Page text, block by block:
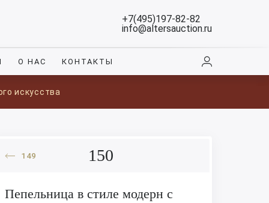
+7(495)197-82-82
info@altersauction.ru
О НАС КОНТАКТЫ
искусства
149 150
Пепельница в стиле модерн с